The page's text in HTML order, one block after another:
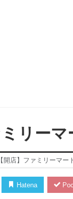
ミリー
【開店】ファミリーマー
Hatena